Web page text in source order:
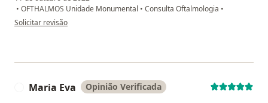
• OFTHALMOS Unidade Monumental • Consulta Oftalmologia •
na opinião do utilizador Paciente
Solicitar revisão
Maria Eva Opinião Verificada